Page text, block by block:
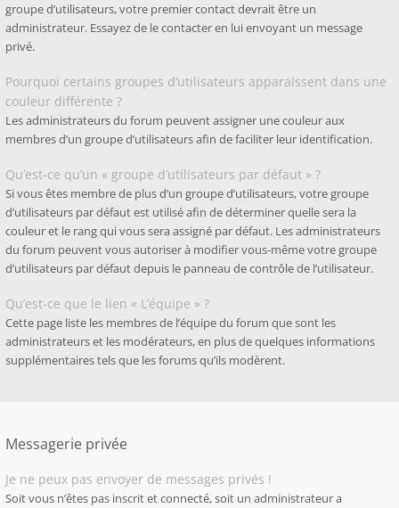
groupe d’utilisateurs, votre premier contact devrait être un
administrateur. Essayez de le contacter en lui envoyant un message
privé.
Pourquoi certains groupes d’utilisateurs apparaissent dans une
couleur différente ?
Les administrateurs du forum peuvent assigner une couleur aux
membres d’un groupe d’utilisateurs afin de faciliter leur identification.
Qu’est-ce qu’un « groupe d’utilisateurs par défaut » ?
Si vous êtes membre de plus d’un groupe d’utilisateurs, votre groupe
d’utilisateurs par défaut est utilisé afin de déterminer quelle sera la
couleur et le rang qui vous sera assigné par défaut. Les administrateurs
du forum peuvent vous autoriser à modifier vous-même votre groupe
d’utilisateurs par défaut depuis le panneau de contrôle de l’utilisateur.
Qu’est-ce que le lien « L’équipe » ?
Cette page liste les membres de l’équipe du forum que sont les
administrateurs et les modérateurs, en plus de quelques informations
supplémentaires tels que les forums qu’ils modèrent.
Messagerie privée
Je ne peux pas envoyer de messages privés !
Soit vous n’êtes pas inscrit et connecté, soit un administrateur a